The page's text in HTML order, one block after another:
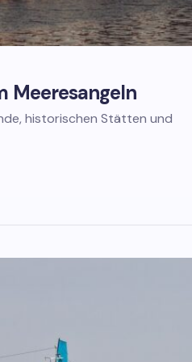
Meeresangeln
historischen Stätten und